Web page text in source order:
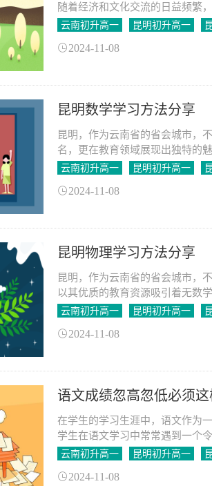
随着经济和文化交流的日益频繁
云南初升高一 昆明初升高一
2024-11-08
昆明数学学习方法分享
昆明，作为云南省的省会城市，
名，更在教育领域展现出独特的
屡屡在全国乃至国际数学竞赛中
升数学成绩。
云南初升高一 昆明初升高一
2024-11-08
昆明物理学习方法分享
昆明，作为云南省的省会城市，
以其优质的教育资源吸引着无数
础知识，还需要运用科学的学习
云南初升高一 昆明初升高一
2024-11-08
语文成绩忽高忽低必须
在学生的学习生涯中，语文作为
学生在语文学习中常常遇到一个
仅影响了学生的自信心，还可能
云南初升高一 昆明初升高一
2024-11-08